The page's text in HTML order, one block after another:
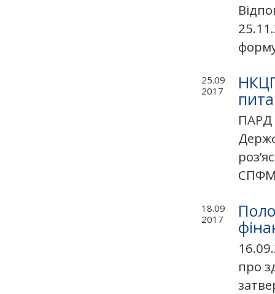
25.09
2017
ПАРД
СПФМ
18.09
2017
про